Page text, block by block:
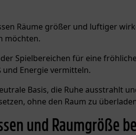
Räume größer und luftiger
möchten.
Spielbereichen für eine
und Energie vermitteln.
Basis, die Ruhe ausstrahlt
ohne den Raum zu
und Raumgröße